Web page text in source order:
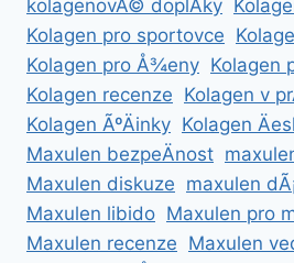
kolagenovÃ© doplÅky
Kolagen pro sportovce
Kolagen pro Å¾eny Kolagen
Kolagen recenze Kolagen v
Kolagen ÃºÄinky Kolagen
Maxulen bezpeÄnost
Maxulen diskuze maxulen
Maxulen libido Maxulen pro
Maxulen recenze Maxulen